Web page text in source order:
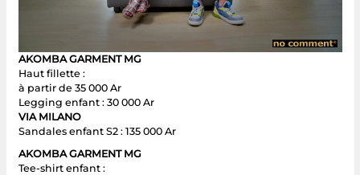
AKOMBA GARMENT MG
Haut fillette :
à partir de 35 000 Ar
Legging enfant : 30 000 Ar
VIA MILANO
Sandales enfant S2 : 135 000 Ar
AKOMBA GARMENT MG
Tee-shirt enfant :